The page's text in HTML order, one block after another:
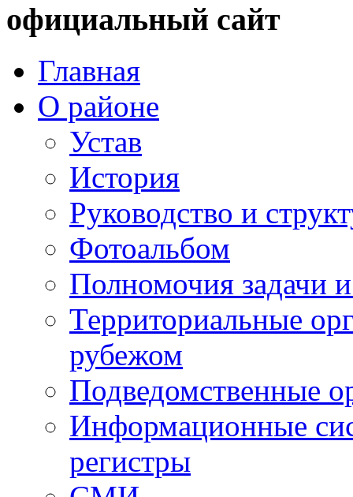
официальный сайт
Главная
О районе
Устав
История
Руководство и
Фотоальбом
Полномочия задачи
Территориальные
рубежом
Подведомственные
Информационные
регистры